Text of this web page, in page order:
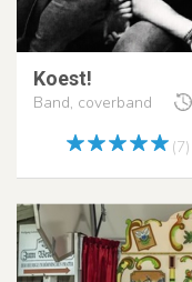
Koest!
Band, coverband
(7)